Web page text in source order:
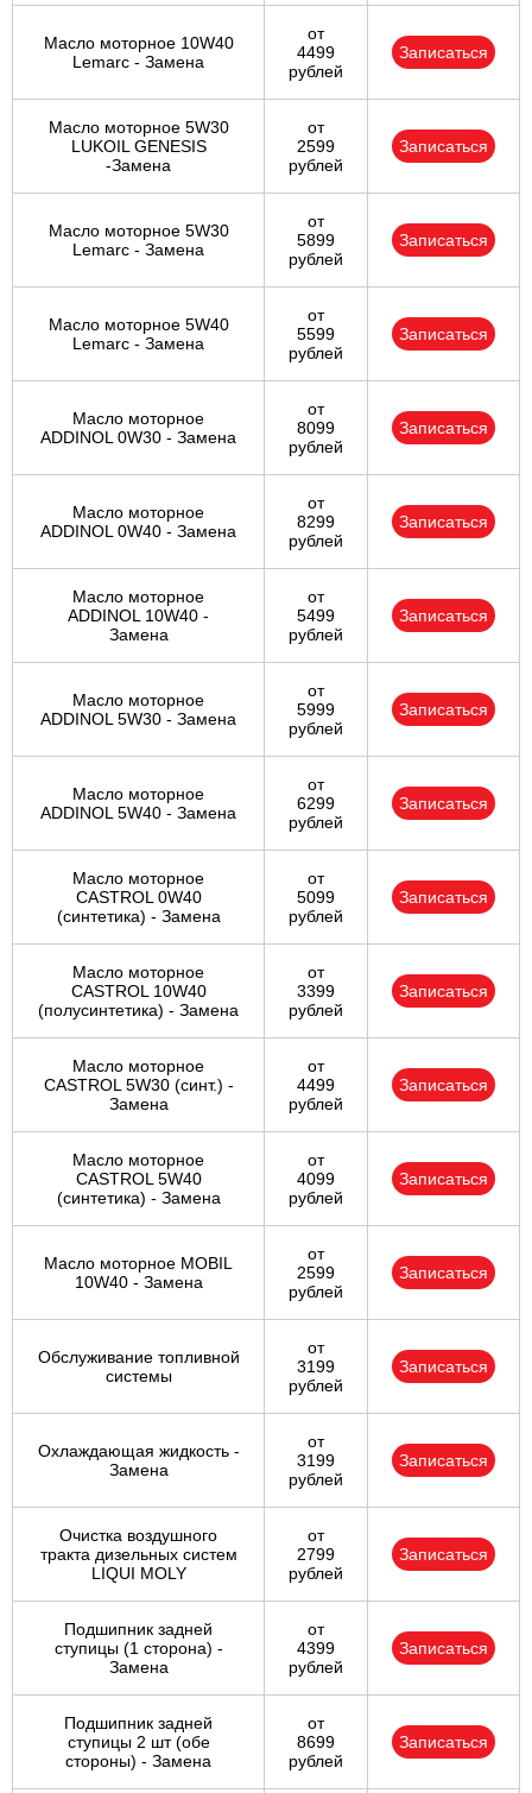
Масло моторное 10W40
Lemarc - Замена
от
4499
рублей
Записаться
Масло моторное 5W30
LUKOIL GENESIS
-Замена
от
2599
рублей
Записаться
Масло моторное 5W30
Lemarc - Замена
от
5899
рублей
Записаться
Масло моторное 5W40
Lemarc - Замена
от
5599
рублей
Записаться
Масло моторное
ADDINOL 0W30 - Замена
от
8099
рублей
Записаться
Масло моторное
ADDINOL 0W40 - Замена
от
8299
рублей
Записаться
Масло моторное
ADDINOL 10W40 -
Замена
от
5499
рублей
Записаться
Масло моторное
ADDINOL 5W30 - Замена
от
5999
рублей
Записаться
Масло моторное
ADDINOL 5W40 - Замена
от
6299
рублей
Записаться
Масло моторное
CASTROL 0W40
(синтетика) - Замена
от
5099
рублей
Записаться
Масло моторное
CASTROL 10W40
(полусинтетика) - Замена
от
3399
рублей
Записаться
Масло моторное
CASTROL 5W30 (синт.) -
Замена
от
4499
рублей
Записаться
Масло моторное
CASTROL 5W40
(синтетика) - Замена
от
4099
рублей
Записаться
Масло моторное MOBIL
10W40 - Замена
от
2599
рублей
Записаться
Обслуживание топливной
системы
от
3199
рублей
Записаться
Охлаждающая жидкость -
Замена
от
3199
рублей
Записаться
Очистка воздушного
тракта дизельных систем
LIQUI MOLY
от
2799
рублей
Записаться
Подшипник задней
ступицы (1 сторона) -
Замена
от
4399
рублей
Записаться
Подшипник задней
ступицы 2 шт (обе
стороны) - Замена
от
8699
рублей
Записаться